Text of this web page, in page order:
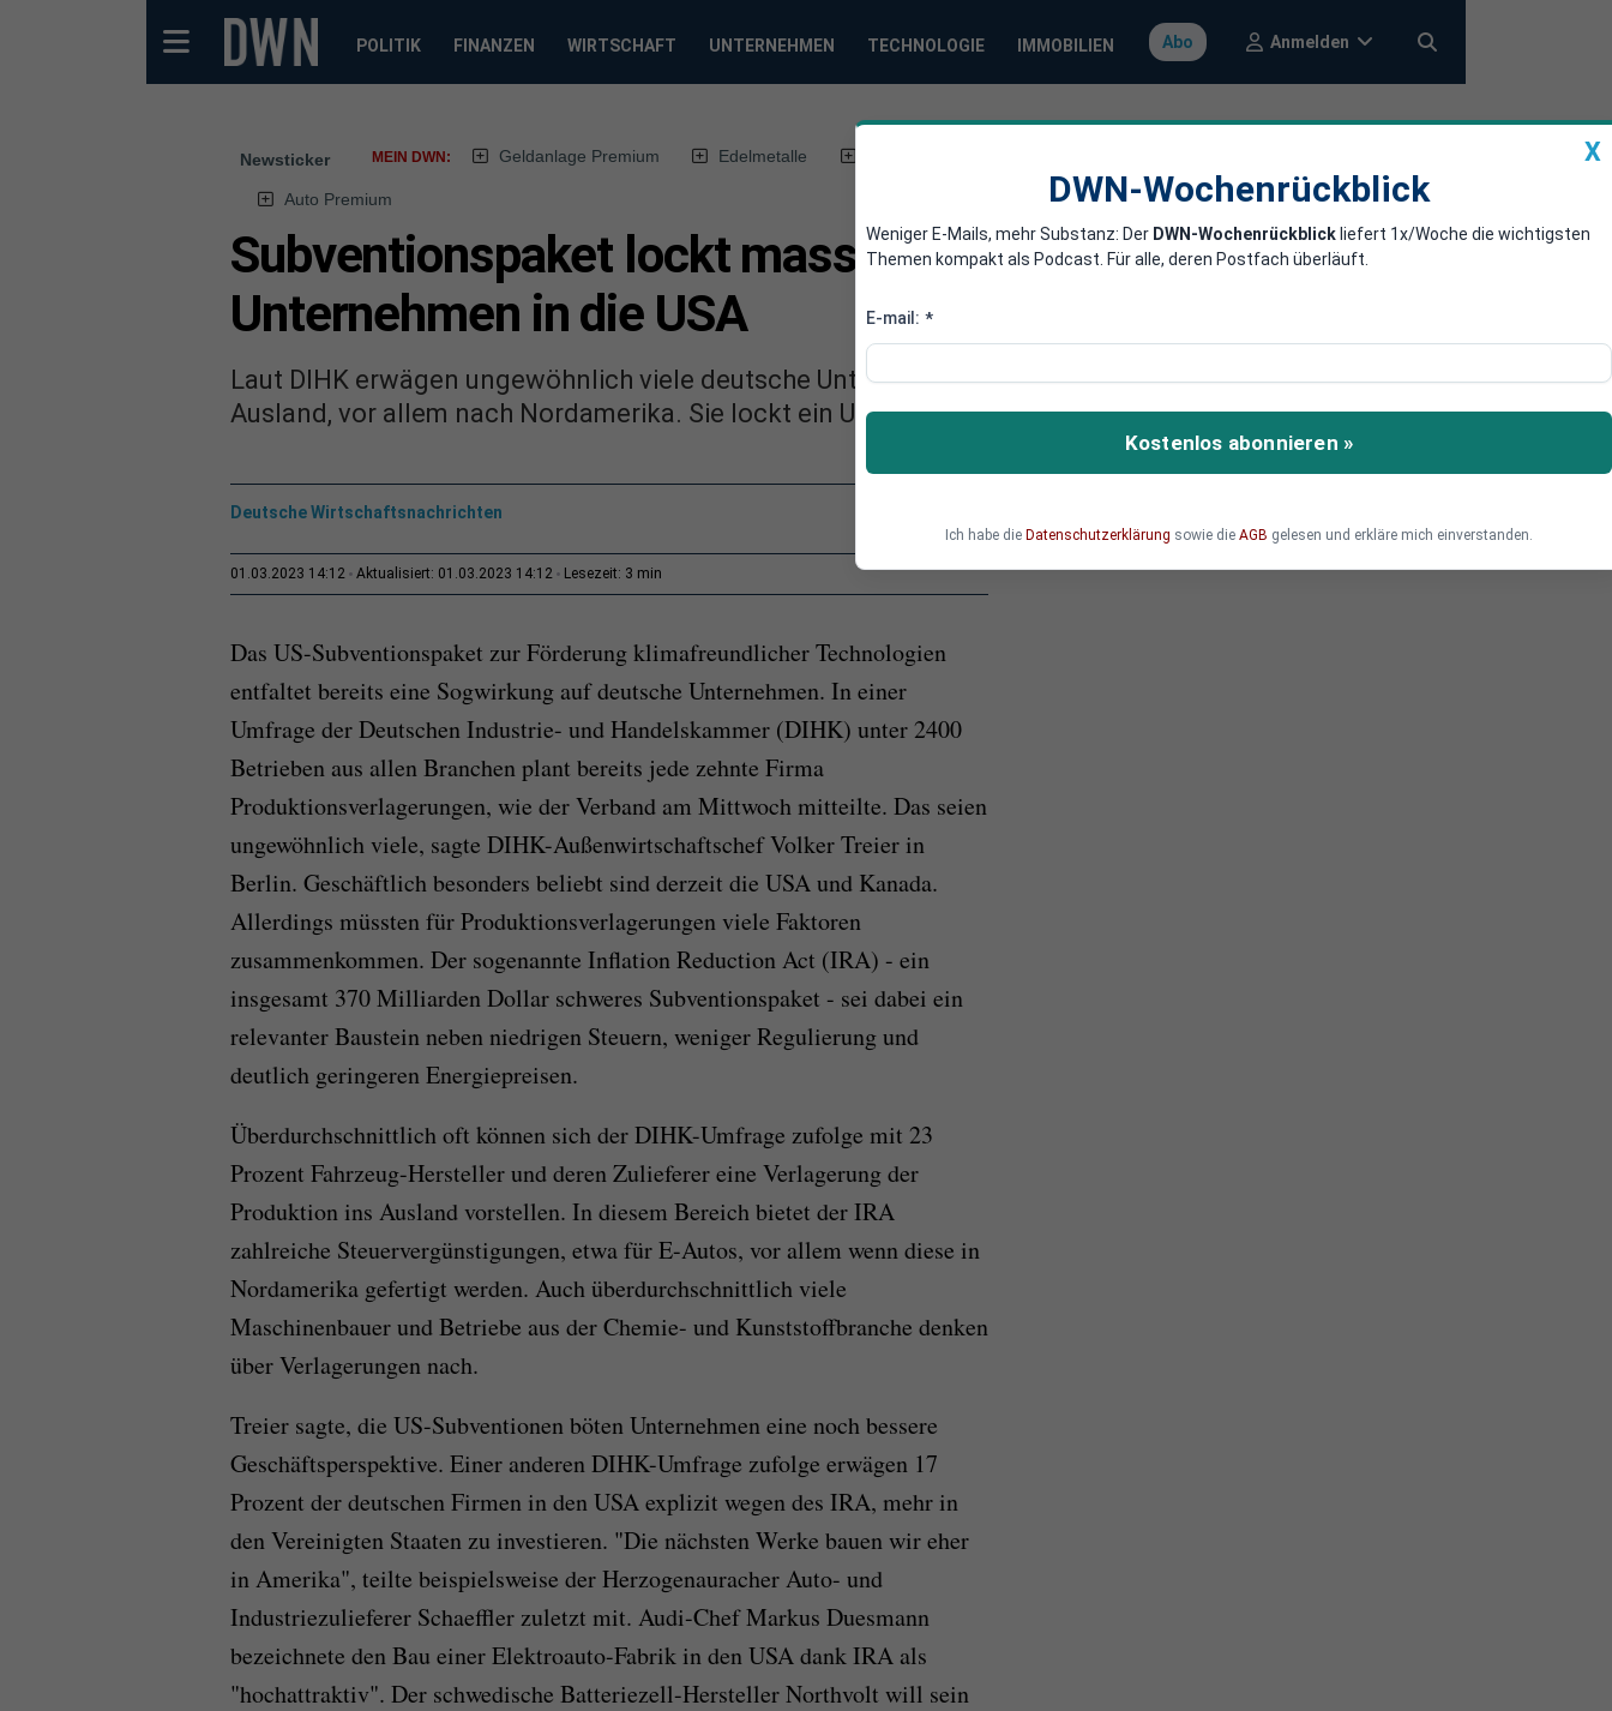
POLITIK FINANZEN WIRTSCHAFT UNTERNEHMEN TECHNOLOGIE IMMOBILIEN Abo Anmelden
Newsticker MEIN DWN: Geldanlage Premium Edelmetalle
Auto Premium
Subventionspaket lockt massiv deutsche
Unternehmen in die USA
Laut DIHK erwägen ungewöhnlich viele deutsche Unternehmen Produktionsverlagerungen ins
Ausland, vor allem nach Nordamerika. Sie lockt ein US-Subventionspaket.
Deutsche Wirtschaftsnachrichten
01.03.2023 14:12 Aktualisiert: 01.03.2023 14:12 Lesezeit: 3 min
Das US-Subventionspaket zur Förderung klimafreundlicher Technologien
entfaltet bereits eine Sogwirkung auf deutsche Unternehmen. In einer
Umfrage der Deutschen Industrie- und Handelskammer (DIHK) unter 2400
Betrieben aus allen Branchen plant bereits jede zehnte Firma
Produktionsverlagerungen, wie der Verband am Mittwoch mitteilte. Das seien
ungewöhnlich viele, sagte DIHK-Außenwirtschaftschef Volker Treier in
Berlin. Geschäftlich besonders beliebt sind derzeit die USA und Kanada.
Allerdings müssten für Produktionsverlagerungen viele Faktoren
zusammenkommen. Der sogenannte Inflation Reduction Act (IRA) - ein
insgesamt 370 Milliarden Dollar schweres Subventionspaket - sei dabei ein
relevanter Baustein neben niedrigen Steuern, weniger Regulierung und
deutlich geringeren Energiepreisen.
Überdurchschnittlich oft können sich der DIHK-Umfrage zufolge mit 23
Prozent Fahrzeug-Hersteller und deren Zulieferer eine Verlagerung der
Produktion ins Ausland vorstellen. In diesem Bereich bietet der IRA
zahlreiche Steuervergünstigungen, etwa für E-Autos, vor allem wenn diese in
Nordamerika gefertigt werden. Auch überdurchschnittlich viele
Maschinenbauer und Betriebe aus der Chemie- und Kunststoffbranche denken
über Verlagerungen nach.
Treier sagte, die US-Subventionen böten Unternehmen eine noch bessere
Geschäftsperspektive. Einer anderen DIHK-Umfrage zufolge erwägen 17
Prozent der deutschen Firmen in den USA explizit wegen des IRA, mehr in
den Vereinigten Staaten zu investieren. "Die nächsten Werke bauen wir eher
in Amerika", teilte beispielsweise der Herzogenauracher Auto- und
Industriezulieferer Schaeffler zuletzt mit. Audi-Chef Markus Duesmann
bezeichnete den Bau einer Elektroauto-Fabrik in den USA dank IRA als
"hochattraktiv". Der schwedische Batteriezell-Hersteller Northvolt will sein
X
DWN-Wochenrückblick
Weniger E-Mails, mehr Substanz: Der DWN-Wochenrückblick liefert 1x/Woche die wichtigsten
Themen kompakt als Podcast. Für alle, deren Postfach überläuft.
E-mail: *
Kostenlos abonnieren »
Ich habe die Datenschutzerklärung sowie die AGB gelesen und erkläre mich einverstanden.